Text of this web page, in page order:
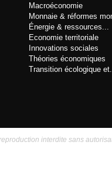
Macroéconomie
Monnaie & réformes
Énergie & ressources...
Economie territoriale
Innovations sociales
Théories économiques
Transition écologique et...
interdite sans